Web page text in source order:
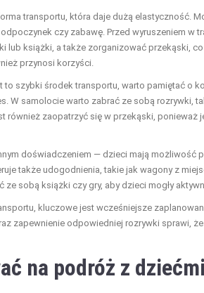
transportu, która daje dużą elastyczność.
czy zabawę. Przed wyruszeniem w
książki, a także zorganizować przekąski,
przynosi korzyści.
to szybki środek transportu, warto pamiętać o
W samolocie warto zabrać ze sobą rozrywki,
również zaopatrzyć się w przekąski, ponieważ
doświadczeniem — dzieci mają możliwość
także udogodnienia, takie jak wagony z
sobą książki czy gry, aby dzieci mogły
kluczowe jest wcześniejsze
zapewnienie odpowiedniej rozrywki sprawi,
na podróż z